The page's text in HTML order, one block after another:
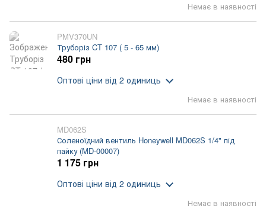
Немає в наявності
PMV370UN
Труборіз CT 107 ( 5 - 65 мм)
Немає в наявності
480 грн
Оптові ціни від 2 одиниць
MD062S
Соленоїдний вентиль Honeywell MD062S 1/4" під
пайку (MD-00007)
Немає в наявності
1 175 грн
Оптові ціни від 2 одиниць